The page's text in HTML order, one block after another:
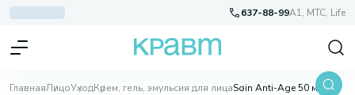
637-88-99A1, МТС, Life
ГлавнаяЛицоУходКрем, гель, эмульсия для лицаSoin Anti-Age 50 мл